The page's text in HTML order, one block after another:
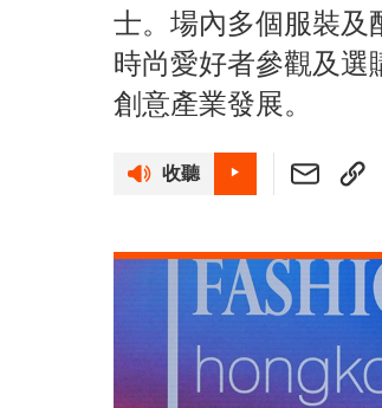
士。場內多個服裝及
時尚愛好者參觀及選
創意產業發展。
收聽